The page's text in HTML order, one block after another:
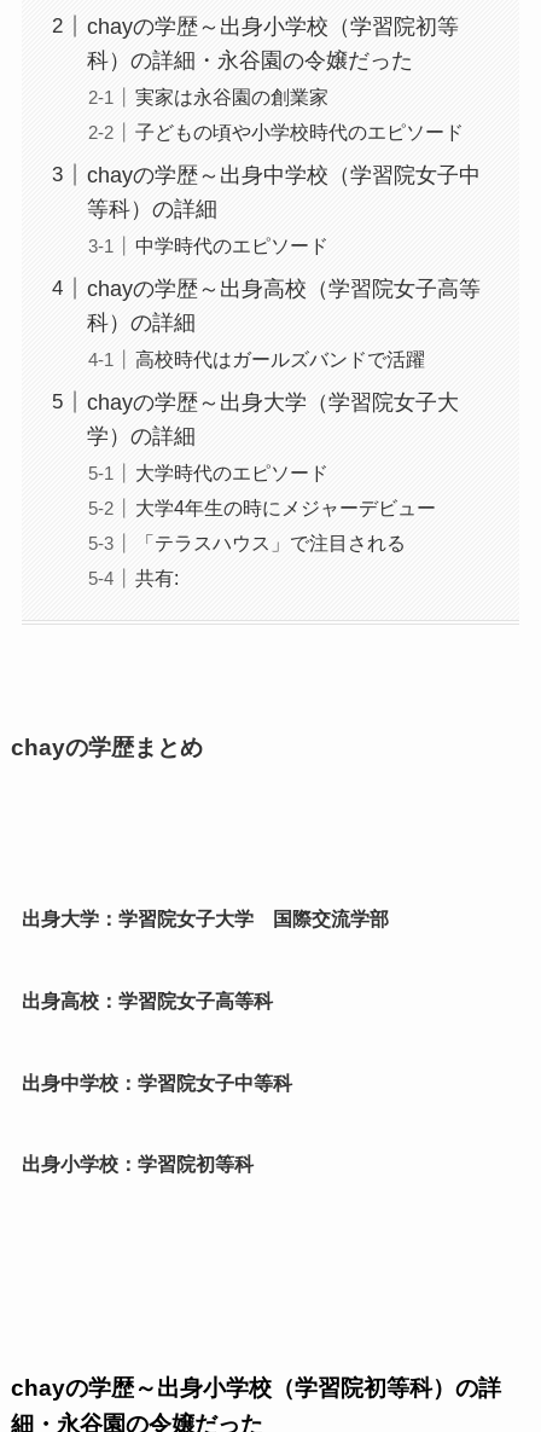
chayの学歴～出身小学校（学習院初等
科）の詳細・永谷園の令嬢だった
実家は永谷園の創業家
子どもの頃や小学校時代のエピソード
chayの学歴～出身中学校（学習院女子中
等科）の詳細
中学時代のエピソード
chayの学歴～出身高校（学習院女子高等
科）の詳細
高校時代はガールズバンドで活躍
chayの学歴～出身大学（学習院女子大
学）の詳細
大学時代のエピソード
大学4年生の時にメジャーデビュー
「テラスハウス」で注目される
共有:
chayの学歴まとめ
出身大学：学習院女子大学 国際交流学部
出身高校：学習院女子高等科
出身中学校：学習院女子中等科
出身小学校：学習院初等科
chayの学歴～出身小学校（学習院初等科）の詳
細・永谷園の令嬢だった